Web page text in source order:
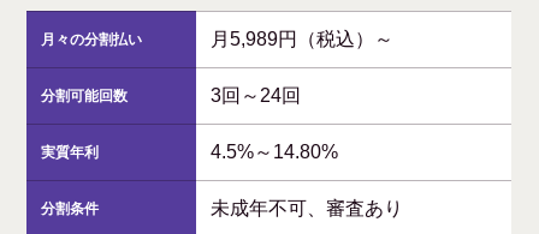
月々の分割払い 月5,989円（税込）～
分割可能回数 3回～24回
実質年利 4.5%～14.80%
分割条件 未成年不可、審査あり